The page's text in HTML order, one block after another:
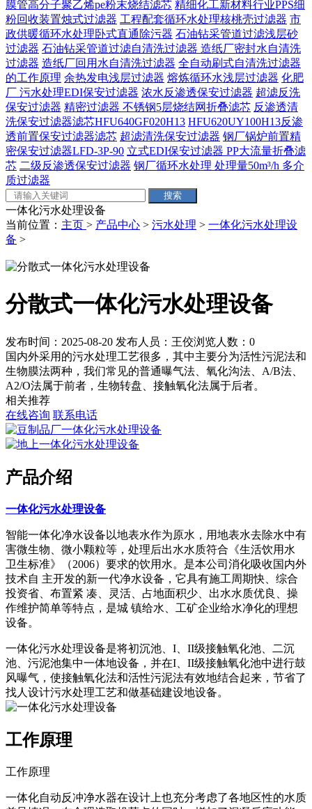
膜管高分子聚乙烯pe粉末烧结滤芯 精细化工新材料行业PPS细
粉回收装置烛式过滤器 工程配套循环水处理核桃壳过滤器 市
政供暖循环水处理卧式直通除污器 石油钻采管道过滤浅层砂
过滤器 石油钻采管道过滤自清洗过滤器 造纸厂密封水自清洗
过滤器 造纸厂回用水自清洗过滤器 全自动刷式自清洗过滤器
的工作原理 余热发电浅层过滤器 熔炼循环水浅层过滤器 化肥
厂 污水处理EDI保安过滤器 浓水反渗透保安过滤器 超滤反洗
保安过滤器 精密过滤器 不锈钢5层烧结网折叠滤芯 反渗透清
洗保安过滤器滤芯HFU640GF020H13 HFU620UY100H13反渗
透前置保安过滤器滤芯 超滤清洗保安过滤器 钢厂锅炉前置精
密保安过滤器LFD-3P-90 立式EDI保安过滤器 PP大流量折叠滤
芯 二级反渗透保安过滤器 钢厂循环水处理 处理量50m³/h 多介
质过滤器
一体化污水处理设备
当前位置： 主页 > 产品中心 > 污水处理 > 一体化污水处理设
备 >
分散式一体化污水处理设备
发布时间：2025-08-20 发布人员：王佼浏览人数： 0
国内外采用的污水处理工艺很多，其中主要分为活性污泥法和
生物膜法两种，我们常见的普通曝气法、氧化沟法、A/B法、
A2/O法属于前者，生物转盘、接触氧化法属于后者。
相关推荐
在线咨询 联系电话
产品介绍
一体化污水处理设备
智能一体化净水设备以地表水作为原水，用地表水去除水中有
害微生物、微小颗粒等，处理后出水水质符合《生活饮用水
卫生标准》（2006）要求的饮用水。是本公司消化吸收国内外
技术自 主开发的新一代净水设备，它具有施工周期快、综合
投资省、布置紧 凑、灵活、占地面积少、出水水质优良、操
作维护简单等特点，是城 镇给水、工矿企业给水净化的理想
设备。
一体化污水处理设备是将初沉池、I、II级接触氧化池、二沉
池、污泥池集中一体地设备，并在I、II级接触氧化池中进行鼓
风曝气，使接触氧化法和活性污泥法有效地结合起来，节省了
找人设计污水处理工艺和做基础建设地设备。
工作原理
工作原理
一体化自动反冲净水器在设计上也充分考虑了各地区性的水质